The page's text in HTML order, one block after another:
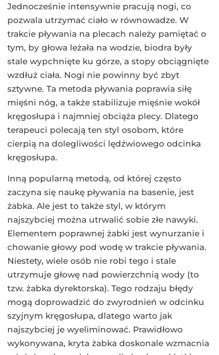
Jednocześnie intensywnie pracują nogi, co
pozwala utrzymać ciało w równowadze. W
trakcie pływania na plecach należy pamiętać o
tym, by głowa leżała na wodzie, biodra były
stale wypchnięte ku górze, a stopy obciągnięte
wzdłuż ciała. Nogi nie powinny być zbyt
sztywne. Ta metoda pływania poprawia siłę
mięśni nóg, a także stabilizuje mięśnie wokół
kręgosłupa i najmniej obciąża plecy. Dlatego
terapeuci polecają ten styl osobom, które
cierpią na dolegliwości lędźwiowego odcinka
kręgosłupa.
Inną popularną metodą, od której często
zaczyna się naukę pływania na basenie, jest
żabka. Ale jest to także styl, w którym
najszybciej można utrwalić sobie złe nawyki.
Elementem poprawnej żabki jest wynurzanie i
chowanie głowy pod wodę w trakcie pływania.
Niestety, wiele osób nie robi tego i stale
utrzymuje głowę nad powierzchnią wody (to
tzw. żabka dyrektorska). Tego rodzaju błędy
mogą doprowadzić do zwyrodnień w odcinku
szyjnym kręgosłupa, dlatego warto jak
najszybciej je wyeliminować. Prawidłowo
wykonywana, kryta żabka doskonale wzmacnia